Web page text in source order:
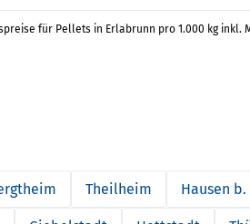
für Pellets in Erlabrunn pro 1.000 kg inkl.
Theilheim Hausen